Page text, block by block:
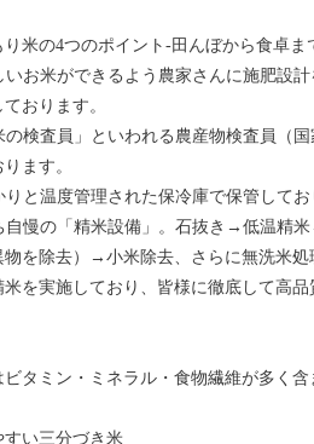
米の4つのポイント-田んぼから食卓ま
いお米ができるよう農家さんに施肥設
おります。
の検査員」といわれる農産物検査員（
ます。
りと温度管理された保冷庫で保管してお
自慢の「精米設備」。石抜き→低温精
物を除去）→小米除去、さらに無洗米
米を実施しており、皆様に徹底して高
タミン・ミネラル・食物繊維が多く含
い三分づき米